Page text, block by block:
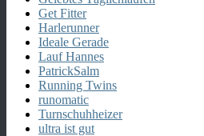
Get Fitter
Harlerunner
Ideale Gerade
Lauf Hannes
PatrickSalm
Running Twins
runomatic
Turnschuhheizer
ultra ist gut